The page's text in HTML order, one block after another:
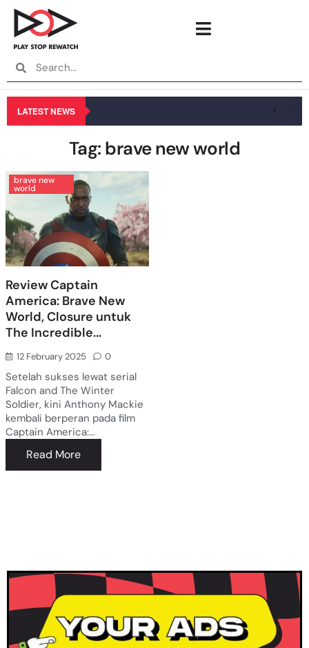
LATEST NEWS
Tag: brave new world
brave new
world
Review Captain
America: Brave New
World, Closure untuk
The Incredible...
12 February 2025 0
Setelah sukses lewat serial
Falcon and The Winter
Soldier, kini Anthony Mackie
kembali berperan pada film
Captain America:...
Read More